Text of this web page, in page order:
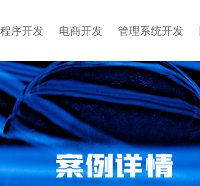
序开发 电商开发 管理系统开发